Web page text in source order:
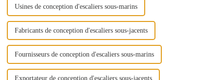
Usines de conception d'escaliers sous-marins
Fabricants de conception d'escaliers sous-jacents
Fournisseurs de conception d'escaliers sous-marins
Exportateur de conception d'escaliers sous-jacents